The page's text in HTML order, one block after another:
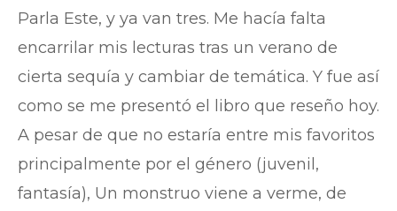
Parla Este, y ya van tres. Me hacía falta
encarrilar mis lecturas tras un verano de
cierta sequía y cambiar de temática. Y fue así
como se me presentó el libro que reseño hoy.
A pesar de que no estaría entre mis favoritos
principalmente por el género (juvenil,
fantasía), Un monstruo viene a verme, de